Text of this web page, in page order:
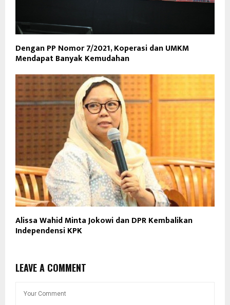
Dengan PP Nomor 7/2021, Koperasi dan UMKM
Mendapat Banyak Kemudahan
Alissa Wahid Minta Jokowi dan DPR Kembalikan
Independensi KPK
LEAVE A COMMENT